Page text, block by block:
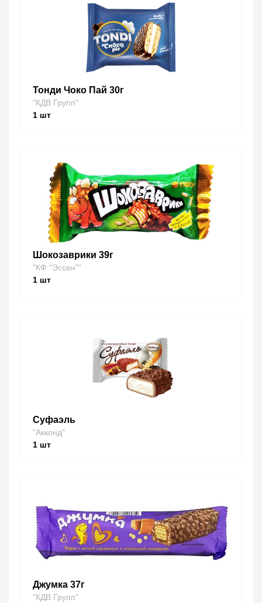
Тонди Чоко Пай 30г
"КДВ Групп"
1 шт
Шокозаврики 39г
"КФ "Эссен""
1 шт
Суфаэль
"Акконд"
1 шт
Джумка 37г
"КДВ Групп"